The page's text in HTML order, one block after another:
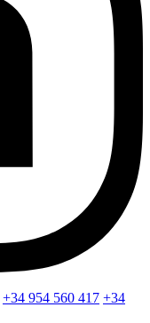
+34 954 560 417 +34